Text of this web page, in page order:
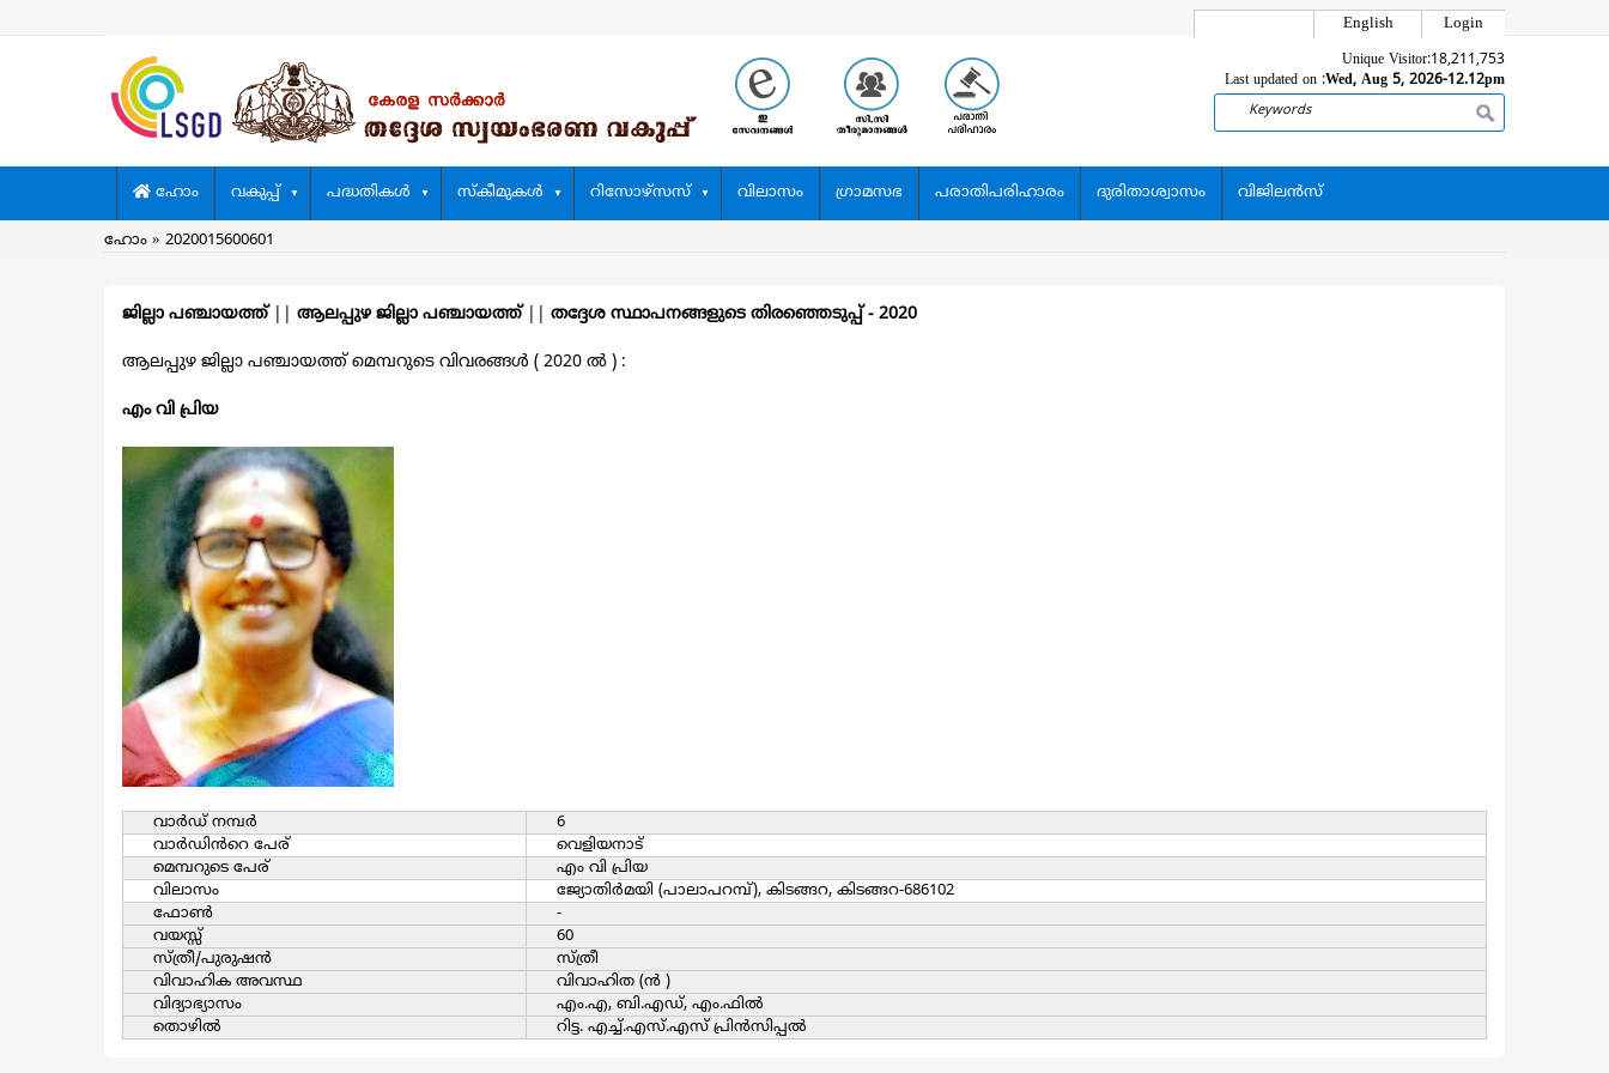
Login
English
Unique Visitor:18,211,753
Last updated on :Wed, Aug 5, 2026-12.12pm
Search
Main
navigation
ഹോം വകുപ്പ് പദ്ധതികള്‍ സ്കീമുകള്‍ റിസോഴ്സസ് വിലാസം ഗ്രാമസഭ പരാതിപരിഹാരം ദുരിതാശ്വാസം വിജിലന്‍സ്
Breadcrumb
ഹോം 2020015600601
ജില്ലാ പഞ്ചായത്ത്|| ആലപ്പുഴ ജില്ലാ പഞ്ചായത്ത് തദ്ദേശ സ്ഥാപനങ്ങളുടെ തിരഞ്ഞെടുപ്പ്‌ - 2020
ആലപ്പുഴ ജില്ലാ പഞ്ചായത്ത് മെമ്പറുടെ വിവരങ്ങള്‍ ( 2020 ല്‍ ) :
എം വി പ്രിയ
വാര്‍ഡ്‌ നമ്പര്‍
6
വാര്‍ഡിൻറെ പേര്
വെളിയനാട്
മെമ്പറുടെ പേര്
എം വി പ്രിയ
വിലാസം
ജ്യോതിര്‍മയി (പാലാപറമ്പ്), കിടങ്ങറ, കിടങ്ങറ-686102
ഫോൺ
-
വയസ്സ്
60
സ്ത്രീ/പുരുഷന്‍
സ്ത്രീ
വിവാഹിക അവസ്ഥ
വിവാഹിത (ന്‍ )
വിദ്യാഭ്യാസം
എം.എ, ബി.എഡ്, എം.ഫില്‍
തൊഴില്‍
റിട്ട. എച്ച്.എസ്.എസ് പ്രിന്‍സിപ്പല്‍